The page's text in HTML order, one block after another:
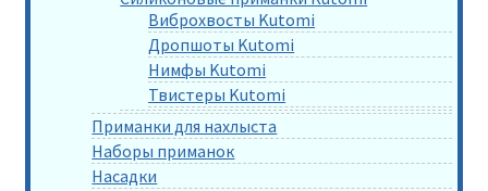
Виброхвосты Kutomi
Дропшоты Kutomi
Нимфы Kutomi
Твистеры Kutomi
Приманки для нахлыста
Наборы приманок
Насадки